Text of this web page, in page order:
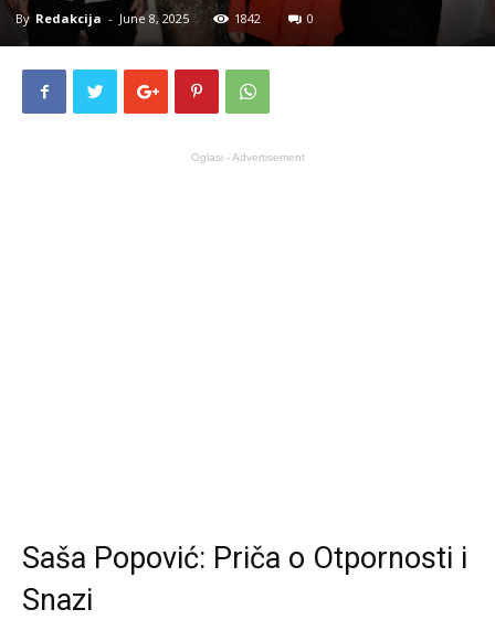
By Redakcija - June 8, 2025 1842 0
Oglasi - Advertisement
Saša Popović: Priča o Otpornosti i
Snazi